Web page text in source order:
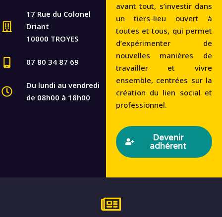
17 Rue du Colonel
Driant
10000 TROYES
07 80 34 87 69
Du lundi au vendredi
de 08h00 à 18h00
avant tout, s’investir dans
un tiers-lieu ouvert à
toutes et tous, qui permet
d’expérimenter de
nouvelles manières de
travailler et vivre
ensemble, centrées sur la
création du lien social et
professionnel.
Devenir
adhérent